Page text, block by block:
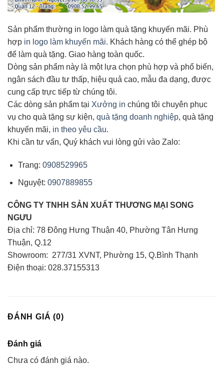
Sản phẩm thường in logo làm quà tặng khuyến mãi. Phù
hợp in logo làm khuyến mãi. Khách hàng có thể ghép bộ
để làm quà tặng. Giao hàng toàn quốc.
Dòng sản phẩm này là một lựa chọn phù hợp và phổ biến,
ngân sách đầu tư thấp, hiệu quả cao, mẫu đa dạng, được
cung cấp trực tiếp từ chúng tôi.
Các dòng sản phẩm tại Xưởng in chúng tôi chuyên phục
vụ cho quà tặng sự kiện, quà tặng doanh nghiệp, quà tặng
khuyến mãi, in theo yêu cầu.
Khi cần tư vấn, Quý khách vui lòng gửi vào Zalo:
Trang: 0908529965
Nguyệt: 0907889855
CÔNG TY TNHH SẢN XUẤT THƯƠNG MẠI SONG
NGƯU
Địa chỉ: 78 Đông Hưng Thuận 40, Phường Tân Hưng
Thuận, Q.12
Showroom: 277/31 XVNT, Phường 15, Q.Bình Thạnh
Điện thoại: 028.37155313
ĐÁNH GIÁ (0)
Đánh giá
Chưa có đánh giá nào.